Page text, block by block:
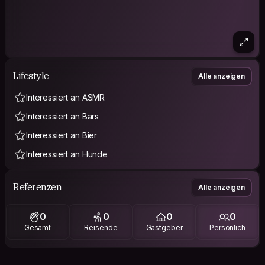
Lifestyle Alle anzeigen
Interessiert an ASMR
Interessiert an Bars
Interessiert an Bier
Interessiert an Hunde
Referenzen Alle anzeigen
0
Gesamt
0
Reisende
0
Gastgeber
0
Persönlich